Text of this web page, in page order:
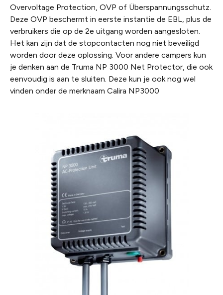
Overvoltage Protection, OVP of Überspannungsschutz.
Deze OVP beschermt in eerste instantie de EBL, plus de
verbruikers die op de 2e uitgang worden aangesloten.
Het kan zijn dat de stopcontacten nog niet beveiligd
worden door deze oplossing. Voor andere campers kun
je denken aan de Truma NP 3000 Net Protector, die ook
eenvoudig is aan te sluiten. Deze kun je ook nog wel
vinden onder de merknaam Calira NP3000